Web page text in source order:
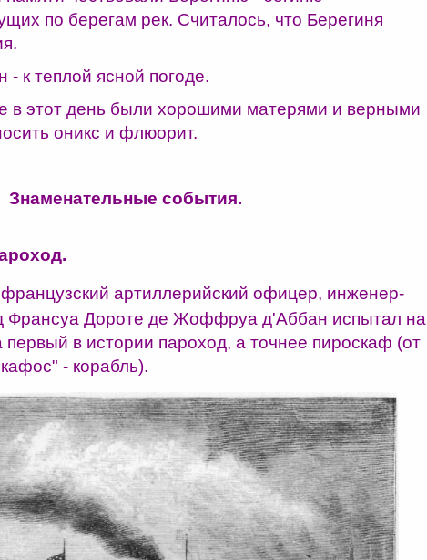
по берегам рек. Считалось, что Берегиня
- к теплой ясной погоде.
этот день были хорошими матерями и верными
оникс и флюорит.
Знаменательные события.
артиллерийский офицер, инженер-
Франсуа Дороте де Жоффруа д'Аббан испытал на
в истории пароход, а точнее пироскаф (от
- корабль).